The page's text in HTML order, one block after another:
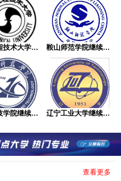
辽宁工程技术大学继续教育学院成人高考 鞍山师范学院继续教育学院成人高考
大连科技学院继续教育学院成人高考 辽宁工业大学继续教育学院成人高考
查看更多